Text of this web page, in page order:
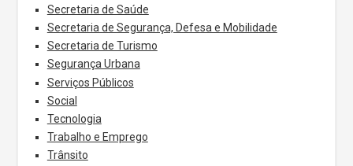
Secretaria de Saúde
Secretaria de Segurança, Defesa e Mobilidade
Secretaria de Turismo
Segurança Urbana
Serviços Públicos
Social
Tecnologia
Trabalho e Emprego
Trânsito